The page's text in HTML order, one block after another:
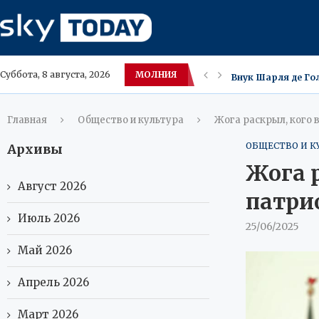
Суббота, 8 августа, 2026 МОЛНИЯ Внук Шарля де
Употребление
Оземпик‑фейс —
Налоговая РФ
В ХМАО цены на
Гигантские
Обрушившийся
30 минут
Главная Общество и культура Жога раскрыл, кого
ОБЩЕСТВО И
Жога
25/06/2025
Архивы
Август 2026
Июль 2026
Май 2026
Апрель 2026
Март 2026